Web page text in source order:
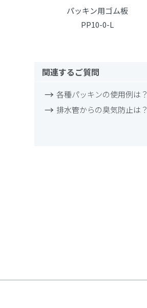
パッキン用ゴム板
PP10-0-L
関連するご質問
各種パッキンの使用例は？
排水管からの臭気防止は？